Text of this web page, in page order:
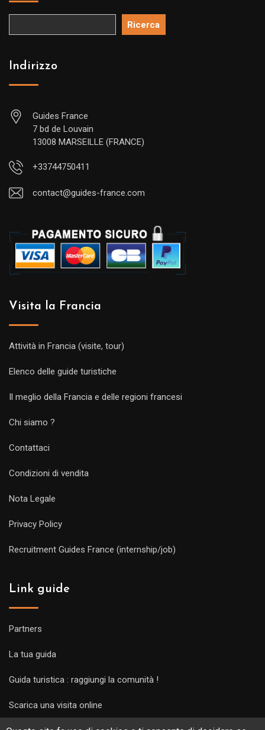
Ricerca
Indirizzo
Guides France
7 bd de Louvain
13008 MARSEILLE (FRANCE)
+33744750411
contact@guides-france.com
Visita la Francia
Attività in Francia (visite, tour)
Elenco delle guide turistiche
Il meglio della Francia e delle regioni francesi
Chi siamo ?
Contattaci
Condizioni di vendita
Nota Legale
Privacy Policy
Recruitment Guides France (internship/job)
Link guide
Partners
La tua guida
Guida turistica : raggiungi la comunità !
Scarica una visita online